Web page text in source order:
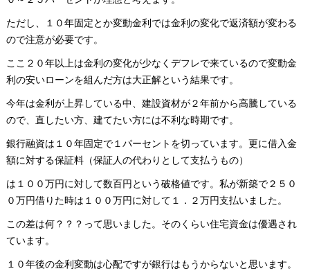
ただし、１０年固定とか変動金利では金利の変化で返済額が変わる
ので注意が必要です。
ここ２０年以上は金利の変化が少なくデフレで来ているので変動金
利の安いローンを組んだ方は大正解という結果です。
今年は金利が上昇している中、建設資材が２年前から高騰している
ので、直したい方、建てたい方には不利な時期です。
銀行融資は１０年固定で１パーセントを切っています。更に借入金
額に対する保証料（保証人の代わりとして支払うもの）
は１００万円に対して数百円という破格値です。私が新築で２５０
０万円借りた時は１００万円に対して１．２万円支払いました。
この差は何？？？って思いました。そのくらい住宅資金は優遇され
ています。
１０年後の金利変動は心配ですが銀行はもうからないと思います。